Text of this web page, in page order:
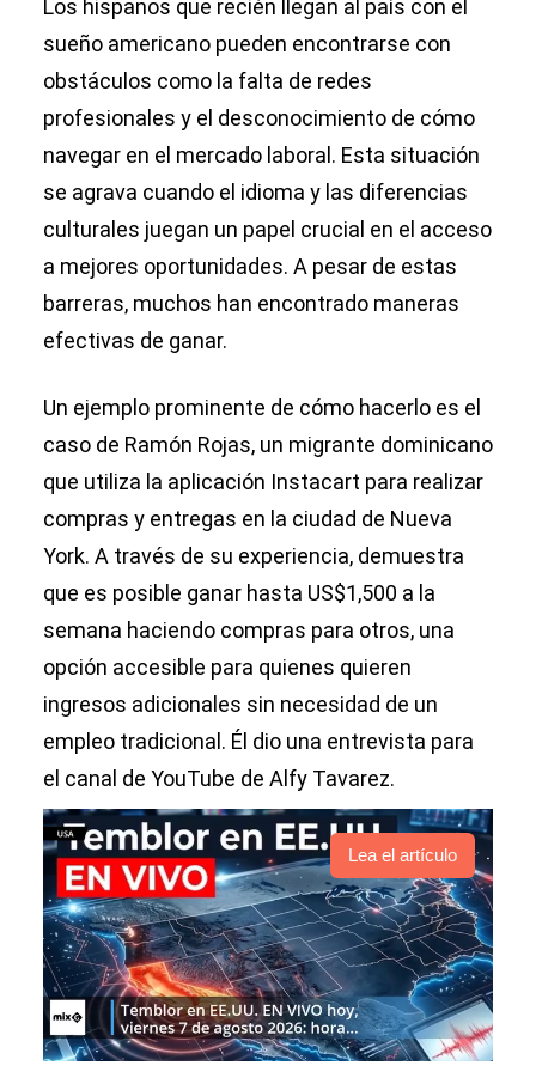
Los hispanos que recién llegan al país con el
sueño americano pueden encontrarse con
obstáculos como la falta de redes
profesionales y el desconocimiento de cómo
navegar en el mercado laboral. Esta situación
se agrava cuando el idioma y las diferencias
culturales juegan un papel crucial en el acceso
a mejores oportunidades. A pesar de estas
barreras, muchos han encontrado maneras
efectivas de ganar.
Un ejemplo prominente de cómo hacerlo es el
caso de Ramón Rojas, un migrante dominicano
que utiliza la aplicación Instacart para realizar
compras y entregas en la ciudad de Nueva
York. A través de su experiencia, demuestra
que es posible ganar hasta US$1,500 a la
semana haciendo compras para otros, una
opción accesible para quienes quieren
ingresos adicionales sin necesidad de un
empleo tradicional. Él dio una entrevista para
el canal de YouTube de Alfy Tavarez.
Lea el artículo